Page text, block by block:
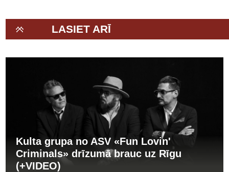
LASIET ARĪ
Kulta grupa no ASV «Fun Lovin'
Criminals» drīzumā brauc uz Rīgu
(+VIDEO)